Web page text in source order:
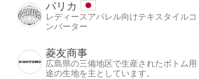
パリカ
レディースアパレル向けテキスタイルコ
ンバーター
菱友商事
広島県の三備地区で生産されたボトム用
途の生地を主としています。